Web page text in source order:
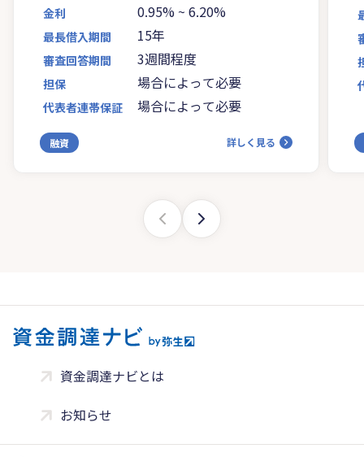
金利 0.95% ~ 6.20%
最長借入期間 15年
審査回答期間 3週間程度
担保 場合によって必要
代表者連帯保証 場合によって必要
融資 詳しく見る
資金調達ナビとは
お知らせ